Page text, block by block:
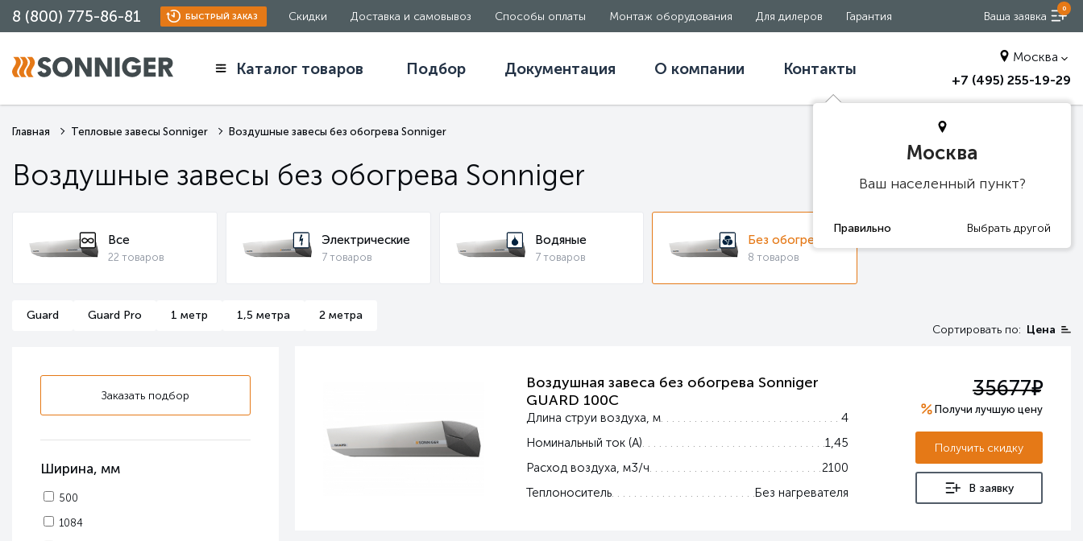
8 (800) 775-86-81 БЫСТРЫЙ ЗАКАЗ Скидки Доставка и самовывоз Способы оплаты Монтаж оборудования Для дилеров Гарантия Ваша заявка
0
Каталог товаров Подбор Документация О компании Контакты
+7 (495) 255-19-29
Москва
Москва
Ваш населенный пункт?
Главная Тепловые завесы Sonniger Воздушные завесы без обогрева Sonniger
Воздушные завесы без обогрева Sonniger
Все
22 товаров
Электрические
7 товаров
Водяные
7 товаров
Без обогрева
8 товаров
Guard Guard Pro 1 метр 1,5 метра 2 метра
Заказать подбор
Ширина, мм
500
1084
Сортировать по: Цена
Воздушная завеса без обогрева Sonniger
GUARD 100C
Длина струи воздуха, м
4
Номинальный ток (А)
1,45
Расход воздуха, м3/ч
2100
Теплоноситель
Без нагревателя
35677е
Получи лучшую цену
Получить скидку
В заявку